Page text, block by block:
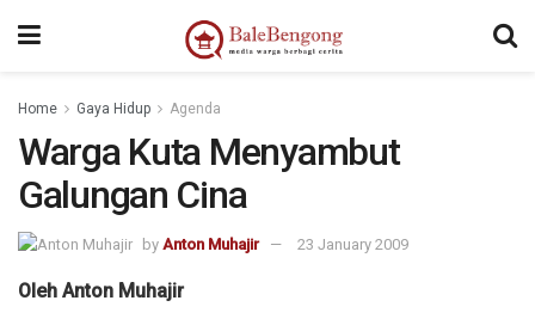
Home Gaya Hidup Agenda
Warga Kuta Menyambut
Galungan Cina
by Anton Muhajir 23 January 2009
Oleh Anton Muhajir